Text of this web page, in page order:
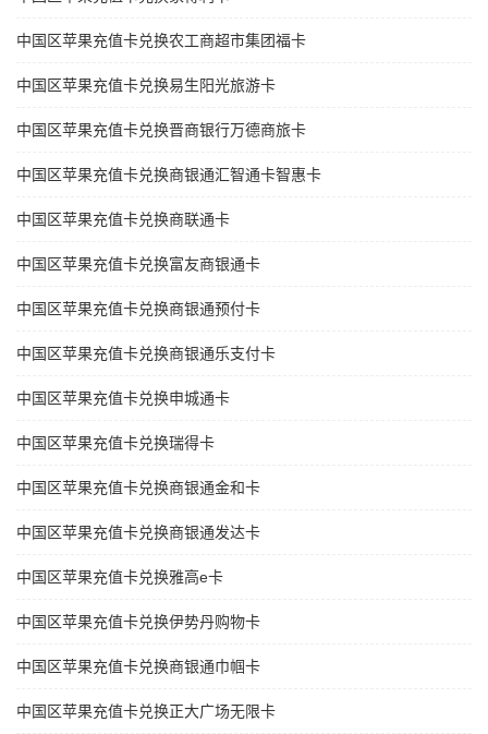
中国区苹果充值卡兑换农工商超市集团福卡
中国区苹果充值卡兑换易生阳光旅游卡
中国区苹果充值卡兑换晋商银行万德商旅卡
中国区苹果充值卡兑换商银通汇智通卡智惠卡
中国区苹果充值卡兑换商联通卡
中国区苹果充值卡兑换富友商银通卡
中国区苹果充值卡兑换商银通预付卡
中国区苹果充值卡兑换商银通乐支付卡
中国区苹果充值卡兑换申城通卡
中国区苹果充值卡兑换瑞得卡
中国区苹果充值卡兑换商银通金和卡
中国区苹果充值卡兑换商银通发达卡
中国区苹果充值卡兑换雅高e卡
中国区苹果充值卡兑换伊势丹购物卡
中国区苹果充值卡兑换商银通巾帼卡
中国区苹果充值卡兑换正大广场无限卡